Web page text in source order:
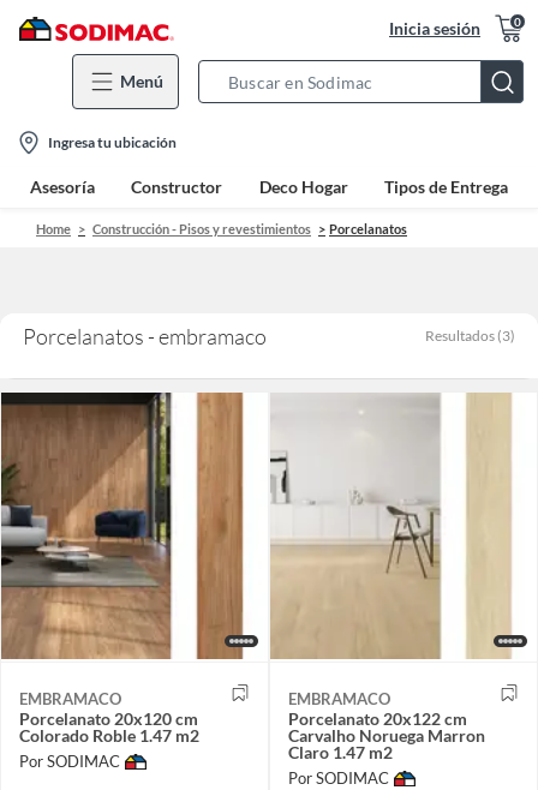
Inicia sesión 0
Menú
Bar
location-
icon
Ingresa tu ubicación
Asesoría Constructor Deco Hogar Tipos de Entrega
Home Construcción - Pisos y revestimientos Porcelanatos
Porcelanatos - embramaco Resultados (3)
EMBRAMACO
Porcelanato 20x120 cm
Colorado Roble 1.47 m2
Por SODIMAC
EMBRAMACO
Porcelanato 20x122 cm
Carvalho Noruega Marron
Claro 1.47 m2
Por SODIMAC